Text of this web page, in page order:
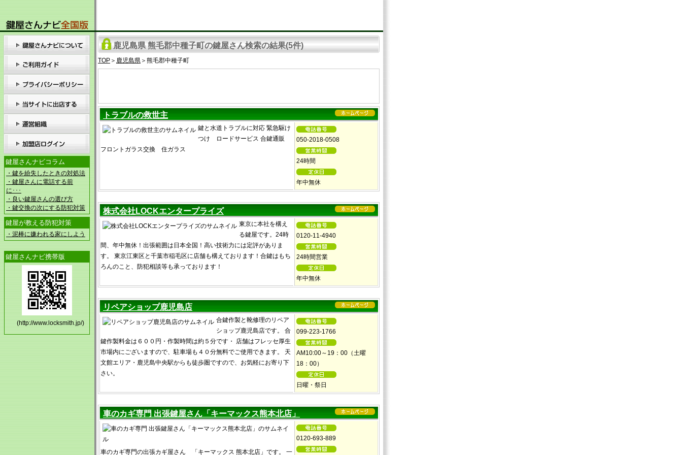
鍵屋さんナビコラム
・鍵を紛失したときの対処法
・鍵屋さんに電話する前
に･･･
・良い鍵屋さんの選び方
・鍵交換の次にする防犯対策
鍵屋が教える防犯対策
・泥棒に嫌われる家にしよう
鍵屋さんナビ携帯版
(http://www.locksmith.jp/)
鹿児島県 熊毛郡中種子町の鍵屋さん検索の結果(5件)
TOP ＞ 鹿児島県 ＞熊毛郡中種子町
トラブルの救世主
鍵と水道トラブルに対応 緊急駆け
つけ ロードサービス 合鍵通販
フロントガラス交換 住ガラス
050-2018-0508
24時間
年中無休
株式会社LOCKエンタープライズ
東京に本社を構え
る鍵屋です。24時
間、年中無休！出張範囲は日本全国！高い技術力には定評がありま
す。 東京江東区と千葉市稲毛区に店舗も構えております！合鍵はもち
ろんのこと、防犯相談等も承っております！
0120-11-4940
24時間営業
年中無休
リペアショップ鹿児島店
合鍵作製と靴修理のリペア
ショップ鹿児島店です。 合
鍵作製料金は６００円・作製時間は約５分です・ 店舗はフレッセ厚生
市場内にございますので、駐車場も４０分無料でご使用できます。 天
文館エリア・鹿児島中央駅からも徒歩圏ですので、お気軽にお寄り下
さい。
099-223-1766
AM10:00～19：00（土曜
18：00）
日曜・祭日
車のカギ専門 出張鍵屋さん「キーマックス熊本北店」
車のカギ専門の出張カギ屋さん 「キーマックス 熊本北店」です。 一
0120-693-889